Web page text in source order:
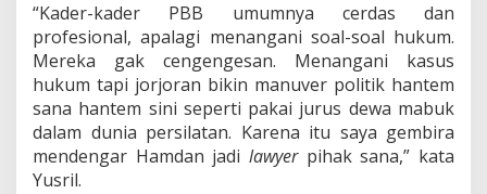
k
a
n
r
u
k
“Kader-kader PBB umumnya cerdas dan
profesional, apalagi menangani soal-soal hukum.
Mereka gak cengengesan. Menangani kasus
hukum tapi jorjoran bikin manuver politik hantem
sana hantem sini seperti pakai jurus dewa mabuk
dalam dunia persilatan. Karena itu saya gembira
mendengar Hamdan jadi lawyerpihak sana,” kata
Yusril.